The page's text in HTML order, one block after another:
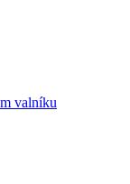
valníku